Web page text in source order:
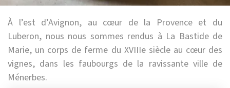
À l’est d’Avignon, au cœur de la Provence et du
Luberon, nous nous sommes rendus à La Bastide de
Marie, un corps de ferme du XVIIIe siècle au cœur des
vignes, dans les faubourgs de la ravissante ville de
Ménerbes.